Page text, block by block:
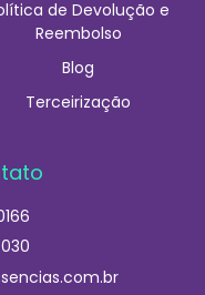
de Devolução e
Reembolso
Blog
Terceirização